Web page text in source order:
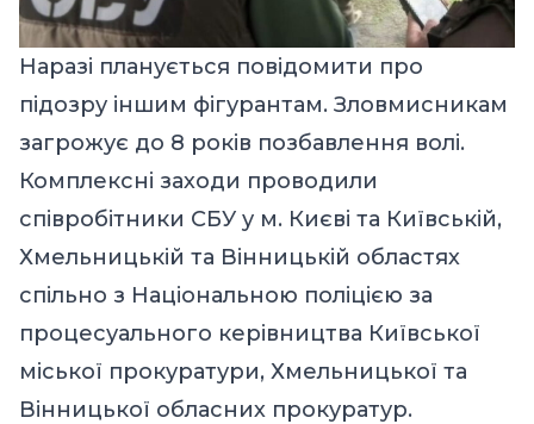
Наразі планується повідомити про
підозру іншим фігурантам. Зловмисникам
загрожує до 8 років позбавлення волі.
Комплексні заходи проводили
співробітники СБУ у м. Києві та Київській,
Хмельницькій та Вінницькій областях
спільно з Національною поліцією за
процесуального керівництва Київської
міської прокуратури, Хмельницької та
Вінницької обласних прокуратур.